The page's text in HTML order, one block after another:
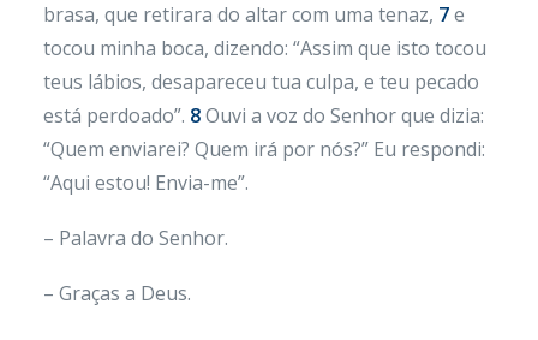
brasa, que retirara do altar com uma tenaz, 7e
tocou minha boca, dizendo: “Assim que isto tocou
teus lábios, desapareceu tua culpa, e teu pecado
está perdoado”. 8Ouvi a voz do Senhor que dizia:
“Quem enviarei? Quem irá por nós?” Eu respondi:
“Aqui estou! Envia-me”.
– Palavra do Senhor.
– Graças a Deus.